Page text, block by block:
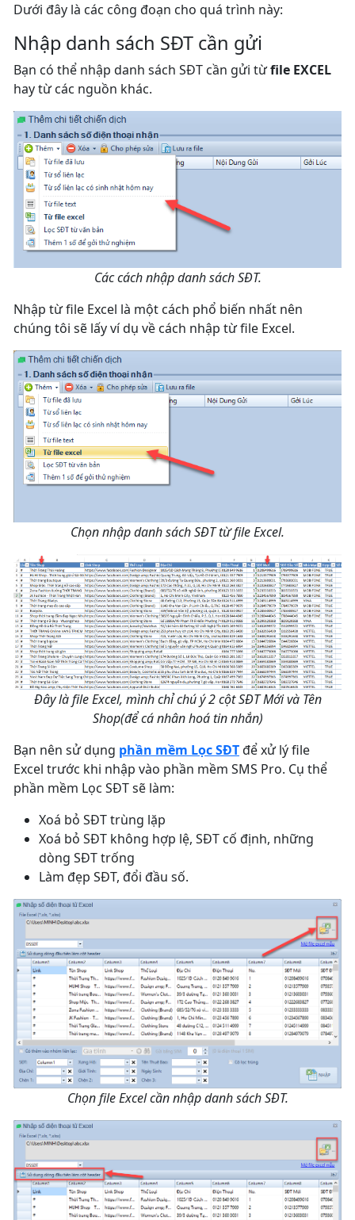
Dưới đây là các công đoạn cho quá trình này:
Nhập danh sách SĐT cần gửi
Bạn có thể nhập danh sách SĐT cần gửi từfile EXCEL
hay từ các nguồn khác.
Các cách nhập danh sách SĐT.
Nhập từ file Excel là một cách phổ biến nhất nên
chúng tôi sẽ lấy ví dụ về cách nhập từ file Excel.
Chọn nhập danh sách SĐT từ file Excel.
Đây là file Excel, mình chỉ chú ý 2 cột SĐT Mới và Tên
Shop(để cá nhân hoá tin nhắn)
Bạn nên sử dụng phần mềm Lọc SĐTđể xử lý file
Excel trước khi nhập vào phần mềm SMS Pro. Cụ thể
phần mềm Lọc SĐT sẽ làm:
Xoá bỏ SĐT trùng lặp
Xoá bỏ SĐT không hợp lệ, SĐT cố định, những
dòng SĐT trống
Làm đẹp SĐT, đổi đầu số.
Chọn file Excel cần nhập danh sách SĐT.